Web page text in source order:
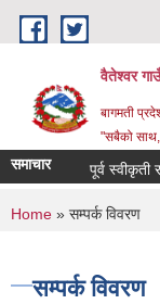
Skip to main content
वैतेश्वर
बागमती
"सबैको
समाचार पूर्व स्वीकृती र
You are
Home » सम्पर्क विवरण
सम्पर्क विवरण